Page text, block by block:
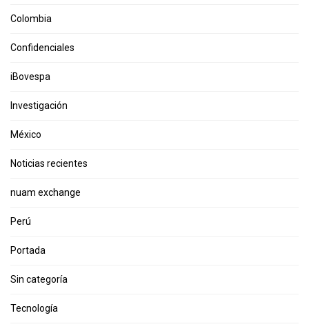
Colombia
Confidenciales
iBovespa
Investigación
México
Noticias recientes
nuam exchange
Perú
Portada
Sin categoría
Tecnología